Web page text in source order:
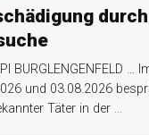
BURGLENGENFELD …
und 03.08.2026
Täter in der ...